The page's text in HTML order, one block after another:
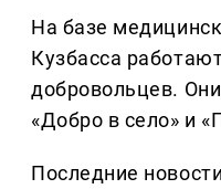
На базе
Кузбасса
добровольцев.
«Добро в село» и
Последние